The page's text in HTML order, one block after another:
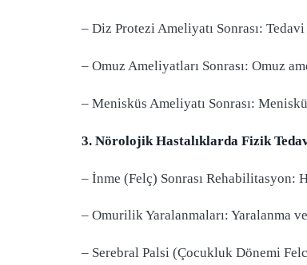
– Diz Protezi Ameliyatı Sonrası:
– Omuz Ameliyatları Sonrası: Omuz
– Menisküs Ameliyatı Sonrası:
3. Nörolojik Hastalıklarda Fizik
– İnme (Felç) Sonrası Rehabilitasyon:
– Omurilik Yaralanmaları: Yaralanma
– Serebral Palsi (Çocukluk Dönemi